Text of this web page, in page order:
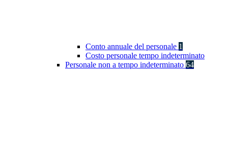
Conto annuale del personale 1
Costo personale tempo indeterminato
Personale non a tempo indeterminato 64